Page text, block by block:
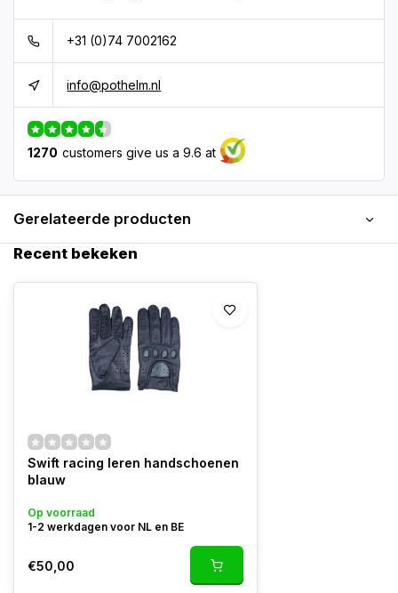
+31 (0)74 7002162
info@pothelm.nl
1270 customers give us a 9.6 at
Gerelateerde producten
Recent bekeken
Swift racing leren handschoenen
blauw
Op voorraad
1-2 werkdagen voor NL en BE
€50,00